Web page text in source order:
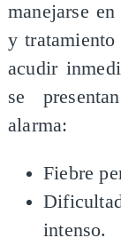
manejarse
y
acudir
se
alarma:
Fiebre
intenso.